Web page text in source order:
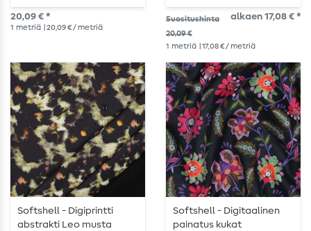
20,09 € *
1 metriä | 20,09 € / metriä
Suositushinta
20,09 €
alkaen 17,08 € *
1 metriä | 17,08 € / metriä
Softshell - Digiprintti
abstrakti Leo musta
Softshell - Digitaalinen
painatus kukat